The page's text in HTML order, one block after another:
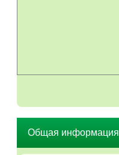
Общая информация